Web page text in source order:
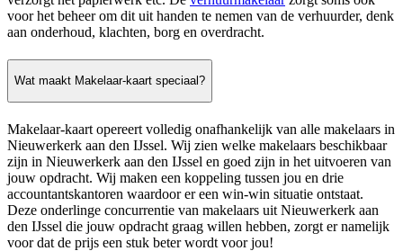
voor het beheer om dit uit handen te nemen van de verhuurder, denk
aan onderhoud, klachten, borg en overdracht.
Wat maakt Makelaar-kaart speciaal?
Makelaar-kaart opereert volledig onafhankelijk van alle makelaars in
Nieuwerkerk aan den IJssel. Wij zien welke makelaars beschikbaar
zijn in Nieuwerkerk aan den IJssel en goed zijn in het uitvoeren van
jouw opdracht. Wij maken een koppeling tussen jou en drie
accountantskantoren waardoor er een win-win situatie ontstaat.
Deze onderlinge concurrentie van makelaars uit Nieuwerkerk aan
den IJssel die jouw opdracht graag willen hebben, zorgt er namelijk
voor dat de prijs een stuk beter wordt voor jou!